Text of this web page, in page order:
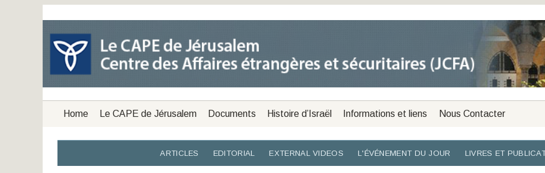
Home Le CAPE de Jérusalem Documents Histoire d’Israël Informations et liens Nous Contacter
ARTICLES EDITORIAL EXTERNAL VIDEOS L'ÉVÉNEMENT DU JOUR LIVRES ET